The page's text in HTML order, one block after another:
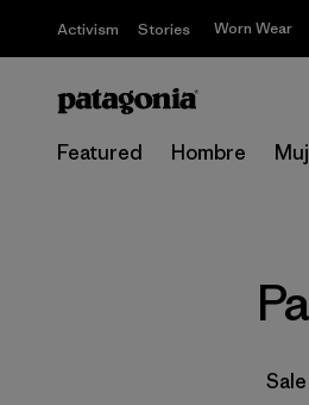
Activism Stories Worn Wear
Featured Hombre
Sale